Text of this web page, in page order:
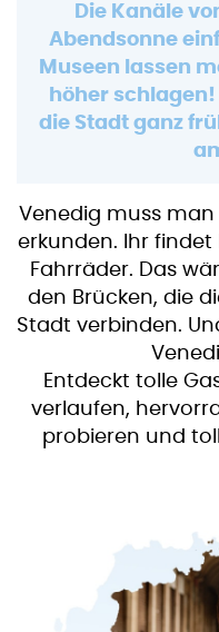
Die Kanäle
Abendsonne
Museen lassen
höher
die Stadt ganz
Venedig muss
erkunden. Ihr findet
Fahrräder. Das
den Brücken, die
Stadt verbinden.
Entdeckt tolle
verlaufen,
probieren und